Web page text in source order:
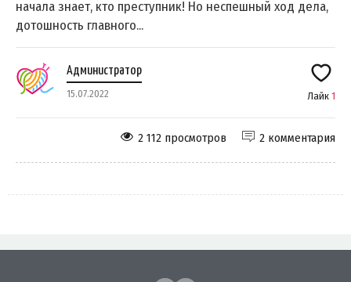
начала знает, кто преступник! Но неспешный ход дела,
дотошность главного...
Администратор
15.07.2022 Лайк 1
2 комментария
2 112 просмотров